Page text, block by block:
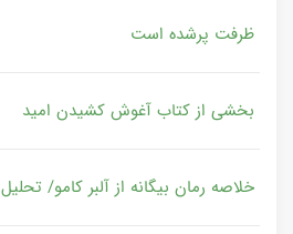
ظرفت پرشده‌ است
بخشی از کتاب آغوش کشیدن امید
خلاصه رمان بیگانه از آلبر کامو/ تحلیل